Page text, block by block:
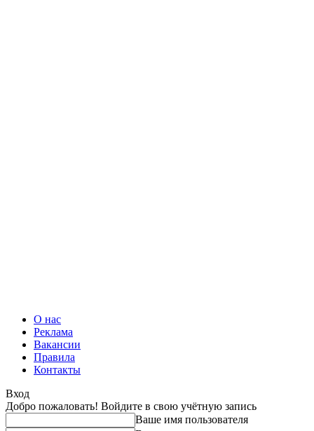
О нас
Реклама
Вакансии
Правила
Контакты
Вход
Добро пожаловать! Войдите в свою учётную запись
Ваше имя пользователя